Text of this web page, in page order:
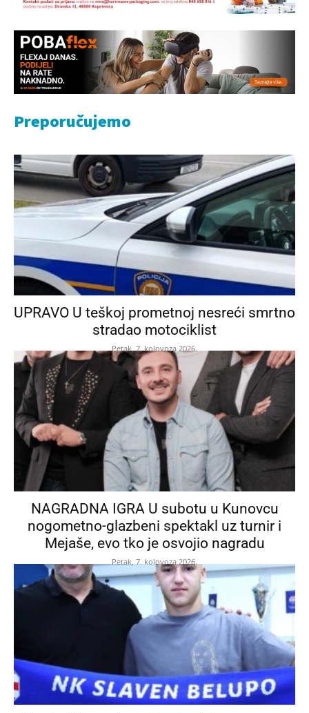
Preporučujemo
UPRAVO U teškoj prometnoj nesreći smrtno
stradao motociklist
Petak, 7. kolovoza 2026.
NAGRADNA IGRA U subotu u Kunovcu
nogometno-glazbeni spektakl uz turnir i
Mejaše, evo tko je osvojio nagradu
Petak, 7. kolovoza 2026.